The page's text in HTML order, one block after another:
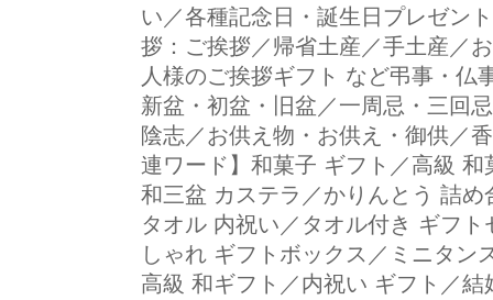
い／各種記念日・誕生日プレゼン
拶：ご挨拶／帰省土産／手土産／
人様のご挨拶ギフト など弔事・仏
新盆・初盆・旧盆／一周忌・三回
陰志／お供え物・お供え・御供／
連ワード】和菓子 ギフト／高級
和三盆 カステラ／かりんとう 詰
タオル 内祝い／タオル付き ギフ
しゃれ ギフトボックス／ミニタン
高級 和ギフト／内祝い ギフト／